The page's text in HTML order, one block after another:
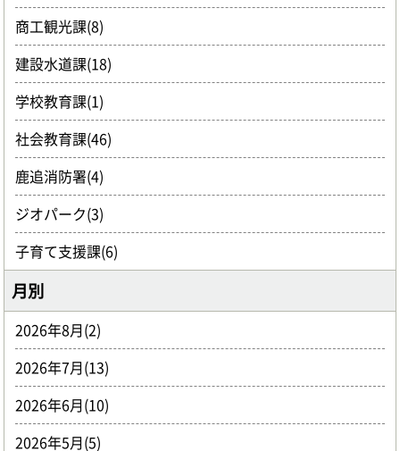
商工観光課(8)
建設水道課(18)
学校教育課(1)
社会教育課(46)
鹿追消防署(4)
ジオパーク(3)
子育て支援課(6)
月別
2026年8月(2)
2026年7月(13)
2026年6月(10)
2026年5月(5)